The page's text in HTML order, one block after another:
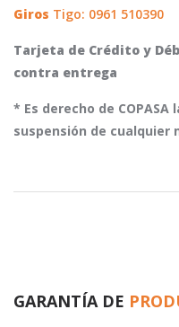
Giros Tigo: 0961 510390
Tarjeta de Crédito y
contra entrega
* Es derecho de
suspensión de cualquier
GARANTÍA DE